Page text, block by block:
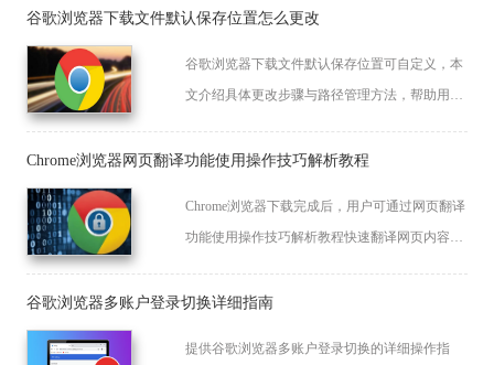
谷歌浏览器下载文件默认保存位置怎么更改
谷歌浏览器下载文件默认保存位置可自定义，本
文介绍具体更改步骤与路径管理方法，帮助用户
Chrome浏览器网页翻译功能使用操作技巧解析教程
Chrome浏览器下载完成后，用户可通过网页翻译
功能使用操作技巧解析教程快速翻译网页内容，
作体验。
谷歌浏览器多账户登录切换详细指南
提供谷歌浏览器多账户登录切换的详细操作指